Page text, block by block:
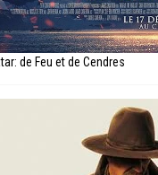
de Feu et de Cendres